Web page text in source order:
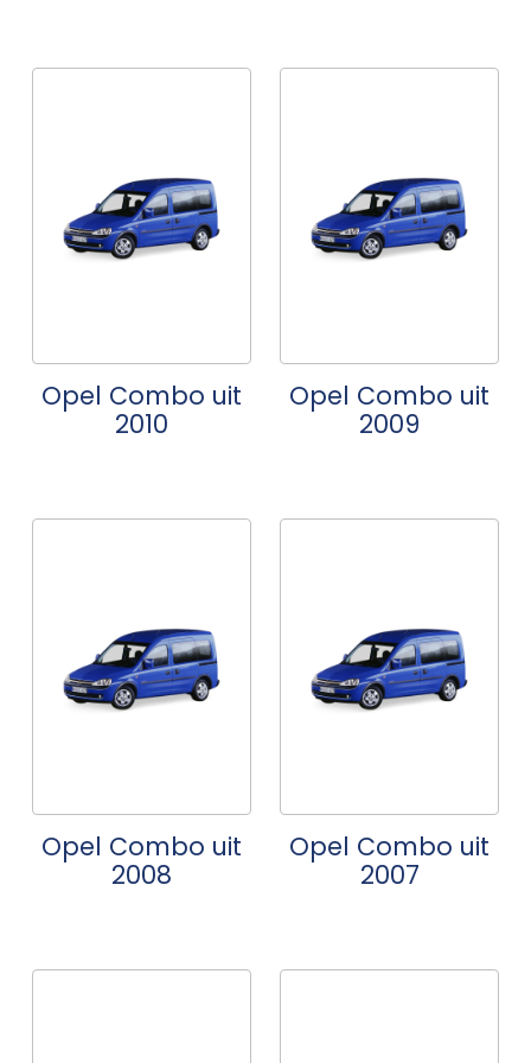
Opel Combo uit
2010
Opel Combo uit
2009
Opel Combo uit
2008
Opel Combo uit
2007